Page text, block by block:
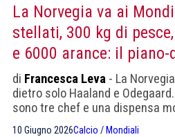
La Norvegia va ai
stellati, 300 kg di
e 6000 arance: il
di Francesca Leva - La
dietro solo Haaland e
sono tre chef e una dispensa
10 Giugno 2026Calcio / Mondiali